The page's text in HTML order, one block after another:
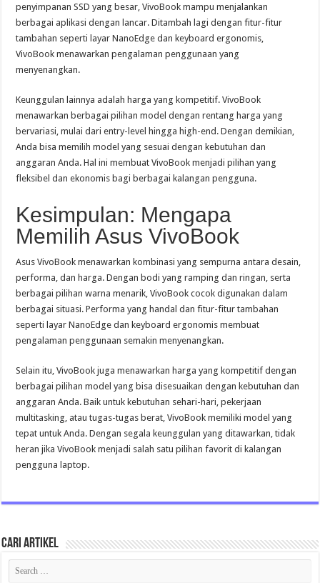
penyimpanan SSD yang besar, VivoBook mampu menjalankan
berbagai aplikasi dengan lancar. Ditambah lagi dengan fitur-fitur
tambahan seperti layar NanoEdge dan keyboard ergonomis,
VivoBook menawarkan pengalaman penggunaan yang
menyenangkan.
Keunggulan lainnya adalah harga yang kompetitif. VivoBook
menawarkan berbagai pilihan model dengan rentang harga yang
bervariasi, mulai dari entry-level hingga high-end. Dengan demikian,
Anda bisa memilih model yang sesuai dengan kebutuhan dan
anggaran Anda. Hal ini membuat VivoBook menjadi pilihan yang
fleksibel dan ekonomis bagi berbagai kalangan pengguna.
Kesimpulan: Mengapa
Memilih Asus VivoBook
Asus VivoBook menawarkan kombinasi yang sempurna antara desain,
performa, dan harga. Dengan bodi yang ramping dan ringan, serta
berbagai pilihan warna menarik, VivoBook cocok digunakan dalam
berbagai situasi. Performa yang handal dan fitur-fitur tambahan
seperti layar NanoEdge dan keyboard ergonomis membuat
pengalaman penggunaan semakin menyenangkan.
Selain itu, VivoBook juga menawarkan harga yang kompetitif dengan
berbagai pilihan model yang bisa disesuaikan dengan kebutuhan dan
anggaran Anda. Baik untuk kebutuhan sehari-hari, pekerjaan
multitasking, atau tugas-tugas berat, VivoBook memiliki model yang
tepat untuk Anda. Dengan segala keunggulan yang ditawarkan, tidak
heran jika VivoBook menjadi salah satu pilihan favorit di kalangan
pengguna laptop.
Cari Artikel